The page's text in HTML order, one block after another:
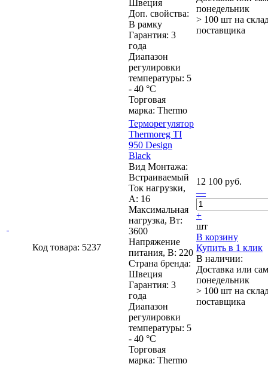
Швеция
Доп. свойства:
В рамку
Гарантия: 3
года
Диапазон
регулировки
температуры: 5
- 40 °C
Торговая
марка: Thermo
понедельник
> 100 шт на
поставщика
Код товара: 5237
Терморегулятор
Thermoreg TI
950 Design
Black
Вид Монтажа:
Встраиваемый
Ток нагрузки,
А: 16
Максимальная
нагрузка, Вт:
3600
Напряжение
питания, В: 220
Страна бренда:
Швеция
Гарантия: 3
года
Диапазон
регулировки
температуры: 5
- 40 °C
Торговая
марка: Thermo
12 100 руб.
—
+
шт
В корзину
Купить в 1 клик
В наличии:
Доставка или
понедельник
> 100 шт на
поставщика